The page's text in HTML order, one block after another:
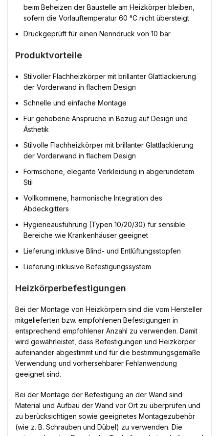
beim Beheizen der Baustelle am Heizkörper bleiben,
sofern die Vorlauftemperatur 60 °C nicht übersteigt
Druckgeprüft für einen Nenndruck von 10 bar
Produktvorteile
Stilvoller Flachheizkörper mit brillanter Glattlackierung
der Vorderwand in flachem Design
Schnelle und einfache Montage
Für gehobene Ansprüche in Bezug auf Design und
Ästhetik
Stilvolle Flachheizkörper mit brillanter Glattlackierung
der Vorderwand in flachem Design
Formschöne, elegante Verkleidung in abgerundetem
Stil
Vollkommene, harmonische Integration des
Abdeckgitters
Hygieneausführung (Typen 10/20/30) für sensible
Bereiche wie Krankenhäuser geeignet
Lieferung inklusive Blind- und Entlüftungsstopfen
Lieferung inklusive Befestigungssystem
Heizkörperbefestigungen
Bei der Montage von Heizkörpern sind die vom Hersteller
mitgelieferten bzw. empfohlenen Befestigungen in
entsprechend empfohlener Anzahl zu verwenden. Damit
wird gewährleistet, dass Befestigungen und Heizkörper
aufeinander abgestimmt und für die bestimmungsgemäße
Verwendung und vorhersehbarer Fehlanwendung
geeignet sind.
Bei der Montage der Befestigung an der Wand sind
Material und Aufbau der Wand vor Ort zu überprüfen und
zu berücksichtigen sowie geeignetes Montagezubehör
(wie z. B. Schrauben und Dübel) zu verwenden. Die